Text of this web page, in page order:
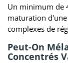
Un minimum de
maturation
complexes de
Peut-On
Concentrés